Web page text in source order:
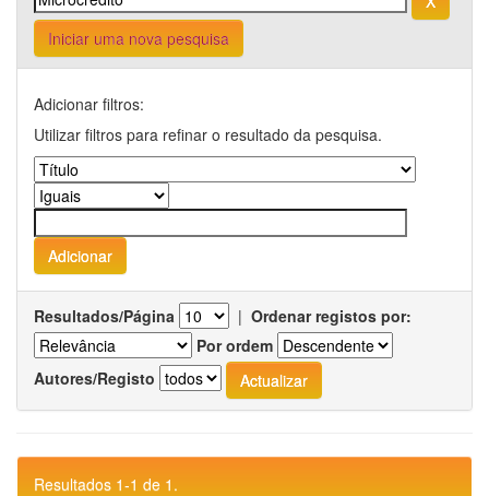
Iniciar uma nova pesquisa
Adicionar filtros:
Utilizar filtros para refinar o resultado da pesquisa.
Resultados/Página | Ordenar registos por:
Por ordem
Autores/Registo
Resultados 1-1 de 1.